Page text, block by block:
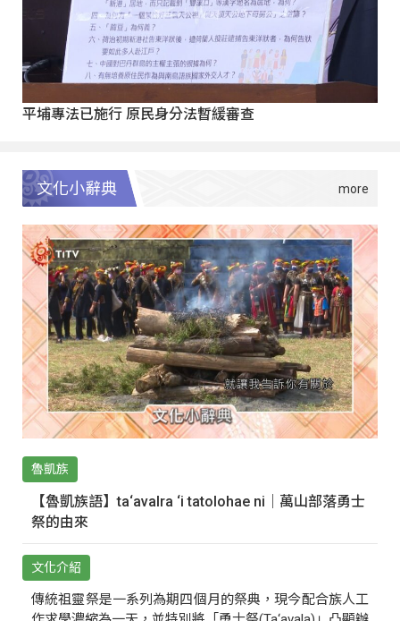
平埔專法已施行 原民身分法暫緩審查
文化小辭典
魯凱族
【魯凱族語】ta‘avalra ‘i tatolohae ni｜萬山部落勇士
祭的由來
文化介紹
傳統祖靈祭是一系列為期四個月的祭典，現今配合族人工